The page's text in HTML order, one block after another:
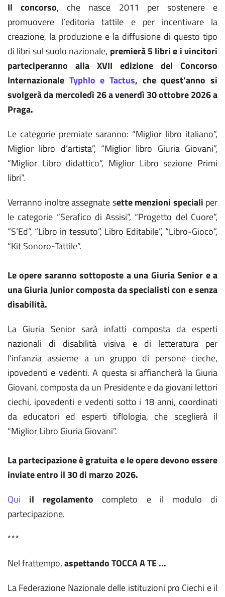
Il concorso, che nasce 2011 per sostenere e
promuovere l’editoria tattile e per incentivare la
creazione, la produzione e la diffusione di questo tipo
di libri sul suolo nazionale, premierà 5 libri e i vincitori
parteciperanno alla XVII edizione del Concorso
Internazionale Typhlo e Tactus, che quest’anno si
svolgerà da mercoledì 26 a venerdì 30 ottobre 2026 a
Praga.
Le categorie premiate saranno: “Miglior libro italiano”,
Miglior libro d’artista”, “Miglior libro Giuria Giovani”,
“Miglior Libro didattico”, Miglior Libro sezione Primi
libri”.
Verranno inoltre assegnate sette menzioni speciali per
le categorie “Serafico di Assisi”, “Progetto del Cuore”,
“S’Ed”, “Libro in tessuto”, Libro Editabile”, “Libro-Gioco”,
“Kit Sonoro-Tattile”.
Le opere saranno sottoposte a una Giuria Senior e a
una Giuria Junior composta da specialisti con e senza
disabilità.
La Giuria Senior sarà infatti composta da esperti
nazionali di disabilità visiva e di letteratura per
l’infanzia assieme a un gruppo di persone cieche,
ipovedenti e vedenti. A questa si affiancherà la Giuria
Giovani, composta da un Presidente e da giovani lettori
ciechi, ipovedenti e vedenti sotto i 18 anni, coordinati
da educatori ed esperti tiflologia, che sceglierà il
“Miglior Libro Giuria Giovani”.
La partecipazione è gratuita e le opere devono essere
inviate entro il 30 di marzo 2026.
Qui il regolamento completo e il modulo di
partecipazione.
***
Nel frattempo,aspettando TOCCA A TE ...
La Federazione Nazionale delle istituzioni pro Ciechi e il